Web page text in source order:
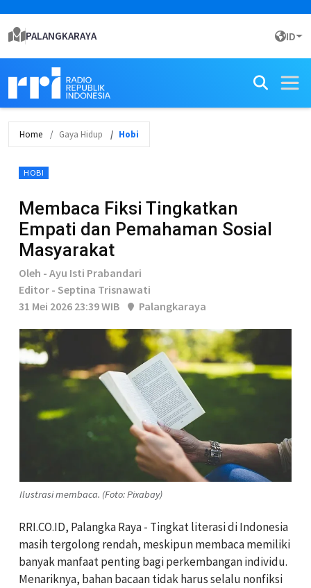
PALANGKARAYA ID
Home Gaya Hidup Hobi
HOBI
Membaca Fiksi Tingkatkan
Empati dan Pemahaman Sosial
Masyarakat
Oleh - Ayu Isti Prabandari
Editor - Septina Trisnawati
31 Mei 2026 23:39 WIB
Palangkaraya
Ilustrasi membaca. (Foto: Pixabay)
RRI.CO.ID, Palangka Raya - Tingkat literasi di Indonesia
masih tergolong rendah, meskipun membaca memiliki
banyak manfaat penting bagi perkembangan individu.
Menariknya, bahan bacaan tidak harus selalu nonfiksi